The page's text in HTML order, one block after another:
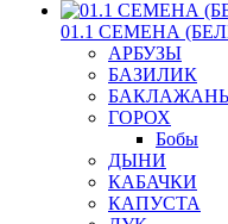
01.1 СЕМЕНА
АРБУЗЫ
БАЗИЛИК
ГОРОХ
Бобы
ДЫНИ
КАБАЧКИ
КАПУСТА